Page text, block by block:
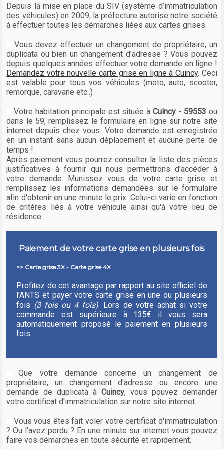
Depuis la mise en place du SIV (système d’immatriculation
des véhicules) en 2009, la préfecture autorise notre société
à effectuer toutes les démarches liées aux cartes grises.
Vous devez effectuer un changement de propriétaire, un
duplicata ou bien un changement d'adresse ? Vous pouvez
depuis quelques années effectuer votre demande en ligne !
Demandez votre nouvelle carte grise en ligne à Cuincy. Ceci
est valable pour tous vos véhicules (moto, auto, scooter,
remorque, caravane etc..)
Votre habitation principale est située àCuincy - 59553 ou
dans le 59, remplissez le formulaire en ligne sur notre site
internet depuis chez vous. Votre demande est enregistrée
en un instant sans aucun déplacement et aucune perte de
temps !
Après paiement vous pourrez consulter la liste des pièces
justificatives à fournir qui nous permettrons d'accéder à
votre demande. Munissez vous de votre carte grise et
remplissez les informations demandées sur le formulaire
afin d'obtenir en une minute le prix. Celui-ci varie en fonction
de critères liés à votre véhicule ainsi qu'à votre lieu de
résidence.
Paiement de votre carte grise en plusieurs fois
>> Carte grise 3X - Carte grise 4X
Profitez de cet avantage par rapport au site officiel de
l'ANTS et payer votre carte grise en une ou plusieurs
fois (3 fois ou 4 fois). Lors de votre achat si votre
commande est supérieure à 135€ il vous sera
automatiquement proposé le paiement en plusieurs
fois
Que votre demande concerne un changement de
propriétaire, un changement d'adresse ou encore une
demande de duplicata à Cuincy, vous pouvez demander
votre certificat d'immatriculation sur notre site internet.
Vous vous êtes fait voler votre certificat d'immatriculation
? Ou l'avez perdu ? En une minute sur internet vous pouvez
faire vos démarches en toute sécurité et rapidement.